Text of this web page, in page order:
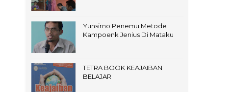
Yunsirno Penemu Metode
Kampoenk Jenius Di Mataku
TETRA BOOK KEAJAIBAN
BELAJAR